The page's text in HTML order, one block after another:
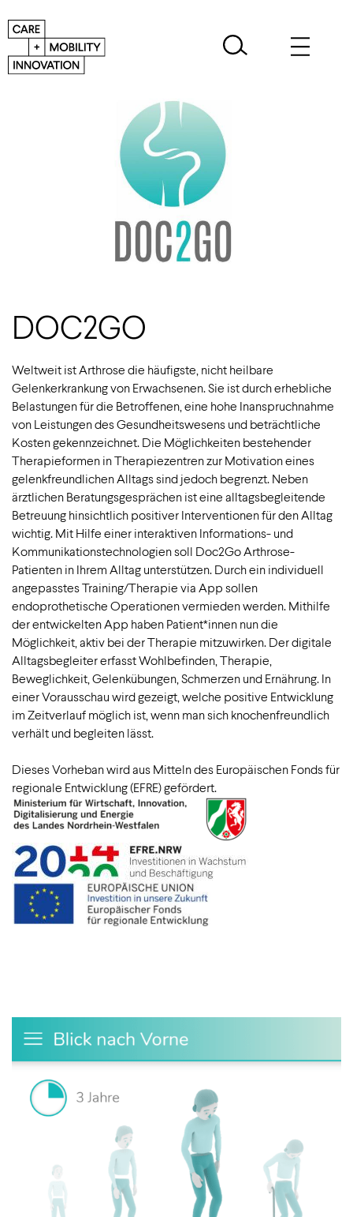
DOC2GO
Weltweit ist Arthrose die häufigste, nicht heilbare
Gelenkerkrankung von Erwachsenen. Sie ist durch erhebliche
Belastungen für die Betroffenen, eine hohe Inanspruchnahme
von Leistungen des Gesundheitswesens und beträchtliche
Kosten gekennzeichnet. Die Möglichkeiten bestehender
Therapieformen in Therapiezentren zur Motivation eines
gelenkfreundlichen Alltags sind jedoch begrenzt. Neben
ärztlichen Beratungsgesprächen ist eine alltagsbegleitende
Betreuung hinsichtlich positiver Interventionen für den Alltag
wichtig. Mit Hilfe einer interaktiven Informations- und
Kommunikationstechnologien soll Doc2Go Arthrose-
Patienten in Ihrem Alltag unterstützen. Durch ein individuell
angepasstes Training/Therapie via App sollen
endoprothetische Operationen vermieden werden. Mithilfe
der entwickelten App haben Patient*innen nun die
Möglichkeit, aktiv bei der Therapie mitzuwirken. Der digitale
Alltagsbegleiter erfasst Wohlbefinden, Therapie,
Beweglichkeit, Gelenkübungen, Schmerzen und Ernährung. In
einer Vorausschau wird gezeigt, welche positive Entwicklung
im Zeitverlauf möglich ist, wenn man sich knochenfreundlich
verhält und begleiten lässt.
Dieses Vorheban wird aus Mitteln des Europäischen Fonds für
regionale Entwicklung (EFRE) gefördert.